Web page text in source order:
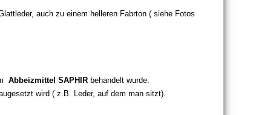
auch zu einem helleren Fabrton ( siehe Fotos
Abbeizmittel SAPHIR behandelt wurde.
wird ( z.B. Leder, auf dem man sitzt).